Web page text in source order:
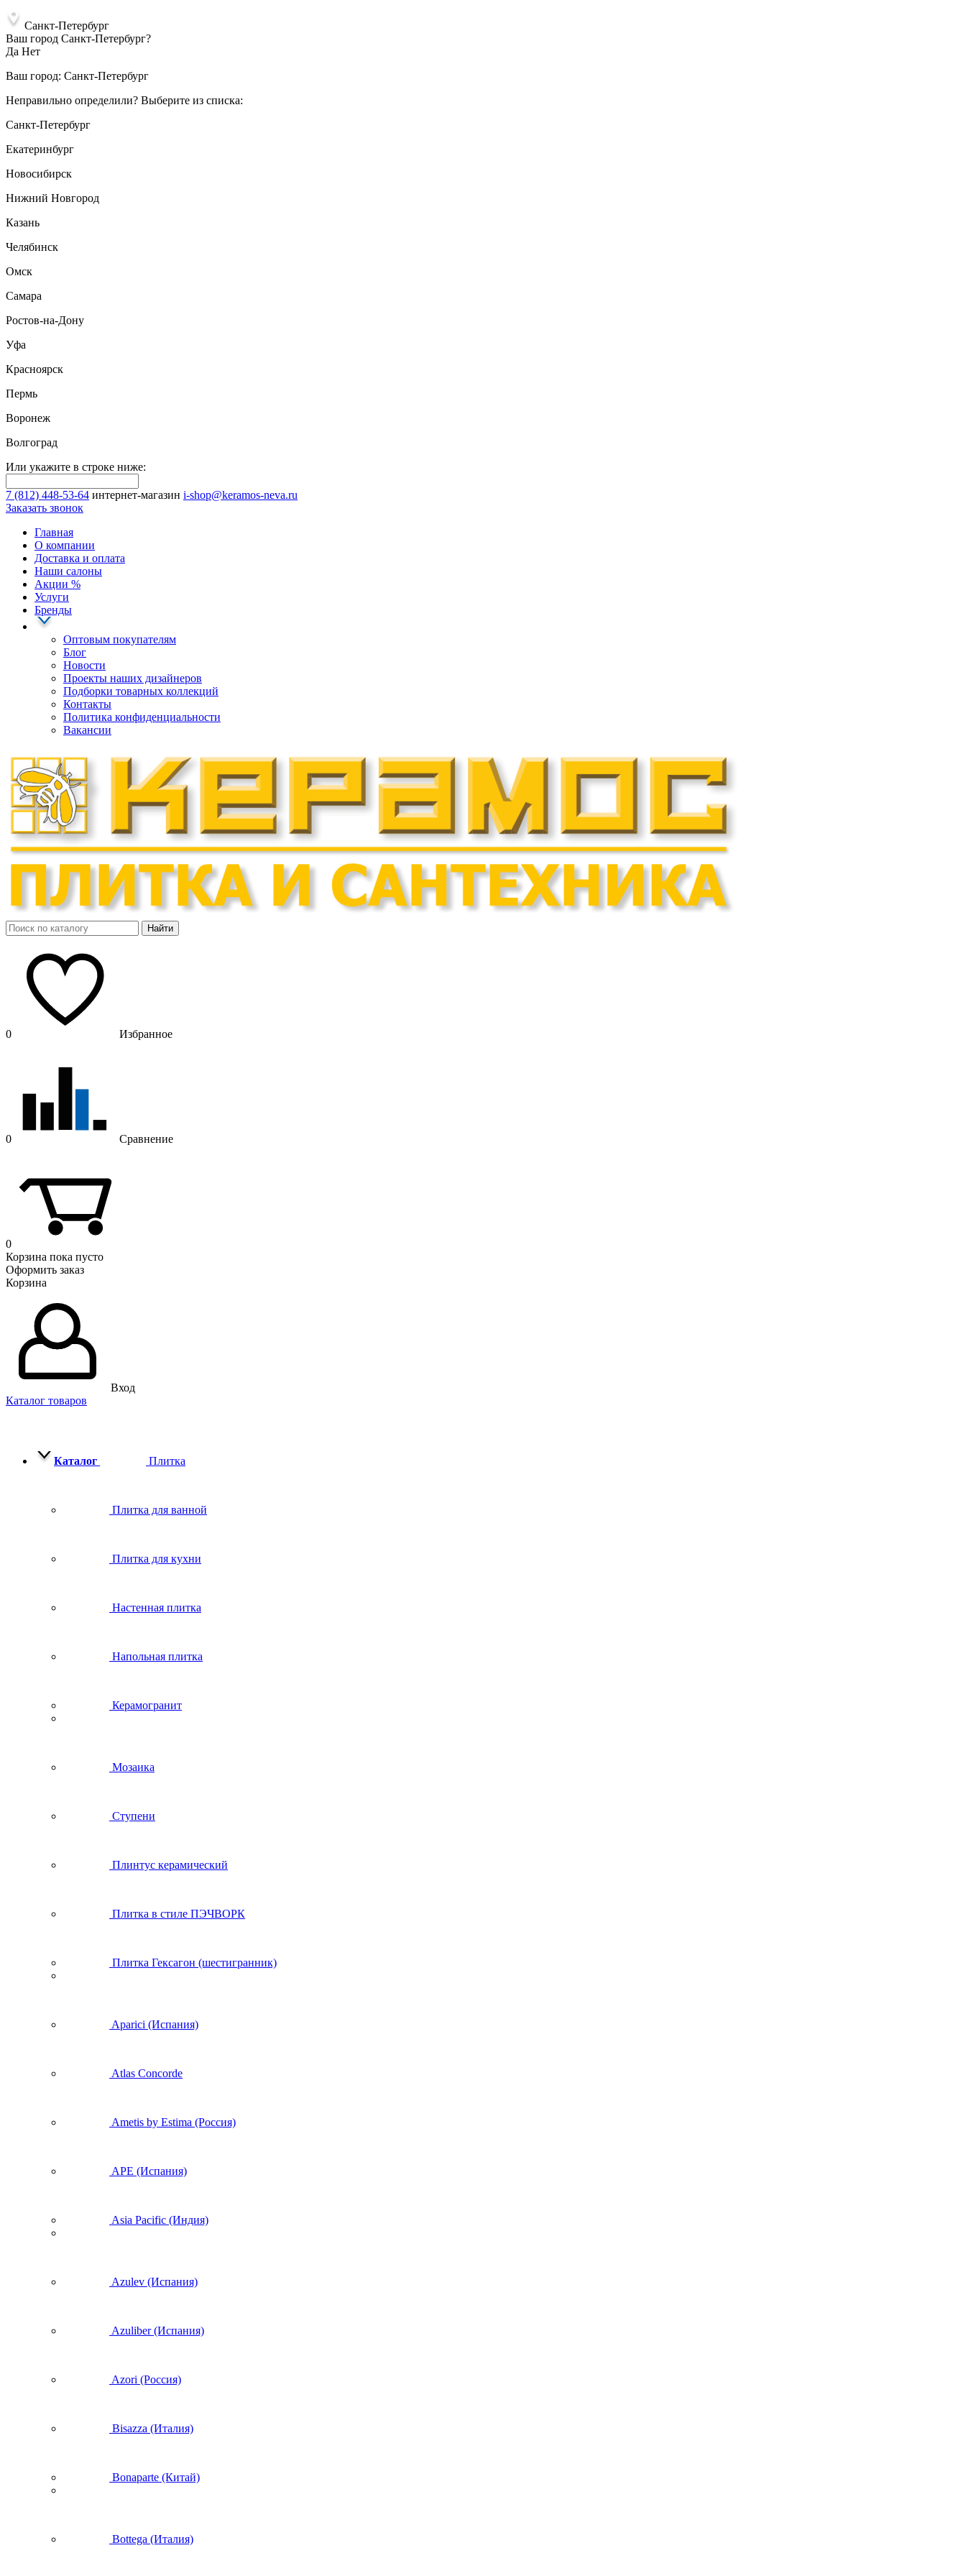
Санкт-Петербург
Ваш город Санкт-Петербург?
Да Нет
Ваш город: Санкт-Петербург
Неправильно определили? Выберите из списка:
Санкт-Петербург
Екатеринбург
Новосибирск
Нижний Новгород
Казань
Челябинск
Омск
Самара
Ростов-на-Дону
Уфа
Красноярск
Пермь
Воронеж
Волгоград
Или укажите в строке ниже:
7 (812) 448-53-64 интернет-магазин i-shop@keramos-neva.ru
Заказать звонок
Главная
О компании
Доставка и оплата
Наши cалоны
Акции %
Услуги
Бренды
Оптовым покупателям
Блог
Новости
Проекты наших дизайнеров
Подборки товарных коллекций
Контакты
Политика конфиденциальности
Вакансии
Найти
0 Избранное
0 Сравнение
0
Корзина пока пусто
Оформить заказ
Корзина
Вход
Каталог товаров
Каталог Плитка
Плитка для ванной
Плитка для кухни
Настенная плитка
Напольная плитка
Керамогранит
Мозаика
Ступени
Плинтус керамический
Плитка в стиле ПЭЧВОРК
Плитка Гексагон (шестигранник)
Aparici (Испания)
Atlas Concorde
Ametis by Estima (Россия)
APE (Испания)
Asia Pacific (Индия)
Azulev (Испания)
Azuliber (Испания)
Azori (Россия)
Bisazza (Италия)
Bonaparte (Китай)
Bottega (Италия)